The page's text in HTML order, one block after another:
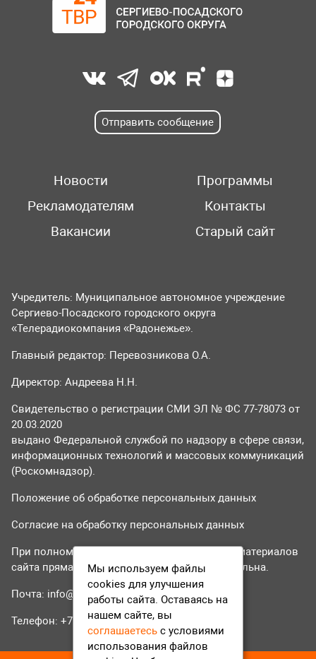
Отправить сообщение
Новости
Программы
Рекламодателям
Контакты
Вакансии
Старый сайт
Учредитель: Муниципальное автономное учреждение
Сергиево-Посадского городского округа
«Телерадиокомпания «Радонежье».
Главный редактор: Перевозникова О.А.
Директор: Андреева Н.Н.
Свидетельство о регистрации СМИ ЭЛ № ФС 77-78073 от
20.03.2020
выдано Федеральной службой по надзору в сфере связи,
информационных технологий и массовых коммуникаций
(Роскомнадзор).
Положение об обработке персональных данных
Согласие на обработку персональных данных
При полном или частичном использовании материалов
сайта прямая гиперссылка на tvr24.tv обязательна.
Почта: info@tvr24.tv
Телефон: +7 (496) 551-04-95
Мы используем файлы
cookies для улучшения
работы сайта. Оставаясь на
нашем сайте, вы
соглашаетесь с условиями
использования файлов